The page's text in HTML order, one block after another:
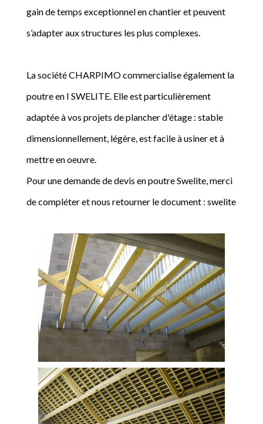
gain de temps exceptionnel en chantier et peuvent
s’adapter aux structures les plus complexes.
La société CHARPIMO commercialise également la
poutre en I SWELITE. Elle est particulièrement
adaptée à vos projets de plancher d'étage : stable
dimensionnellement, légère, est facile à usiner et à
mettre en oeuvre.
Pour une demande de devis en poutre Swelite, merci
de compléter et nous retourner le document : swelite